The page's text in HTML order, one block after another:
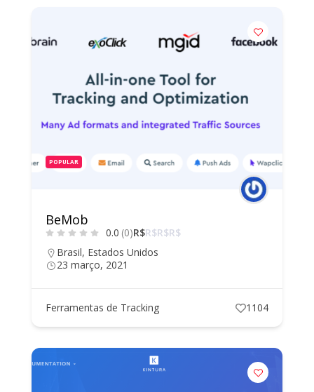
POPULAR
BeMob
0.0 (0)R$R$R$R$
Brasil, Estados Unidos
23 março, 2021
Ferramentas de Tracking 1104